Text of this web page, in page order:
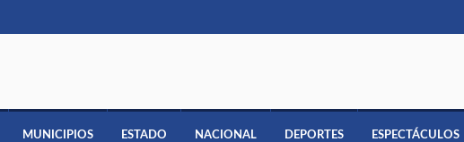
MUNICIPIOS ESTADO NACIONAL DEPORTES ESPECTÁCULOS